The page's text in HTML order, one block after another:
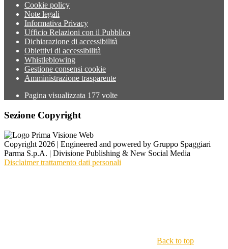
Cookie policy
Note legali
Informativa Privacy
Ufficio Relazioni con il Pubblico
Dichiarazione di accessibilità
Obiettivi di accessibilità
Whistleblowing
Gestione consensi cookie
Amministrazione trasparente
Pagina visualizzata 177 volte
Sezione Copyright
Copyright 2026 | Engineered and powered by Gruppo Spaggiari
Parma S.p.A. | Divisione Publishing & New Social Media
Disclaimer trattamento dati personali
Back to top